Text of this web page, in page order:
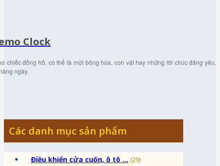
Clock
chiếc đồng hồ, có thể là một bông hoa, con vật hay những lời chúc đáng yêu,
ngày.
Các danh mục sản phẩm
Điều khiển cửa cuốn, ô tô ... (29)